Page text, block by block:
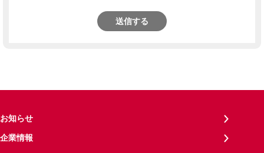
送信する
お知らせ
企業情報